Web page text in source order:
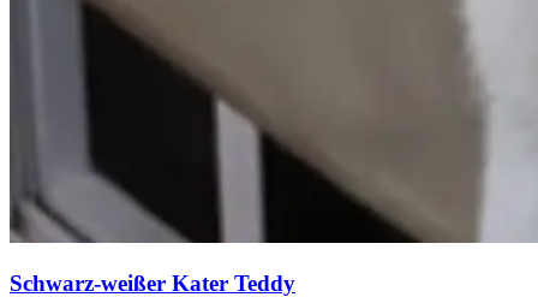
Schwarz-weißer Kater Teddy